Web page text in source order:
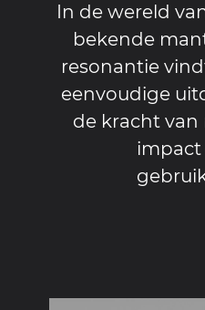
In de wereld
bekende
resonantie
eenvoudige
de kracht
impact